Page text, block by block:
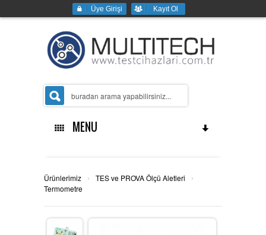
Üye Girişi Kayıt Ol
MENU
Ana Sayfa
Kurumsal
Ürünlerimiz › TES ve PROVA Ölçü Aletleri
›
Termometre